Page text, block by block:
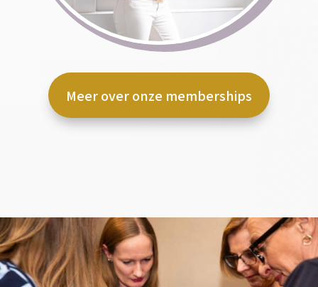
Meer over onze memberships